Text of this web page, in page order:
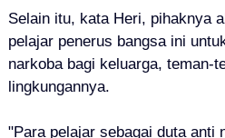
Selain itu, kata Heri, pihaknya
pelajar penerus bangsa ini
narkoba bagi keluarga, teman-
lingkungannya.
"Para pelajar sebagai duta anti